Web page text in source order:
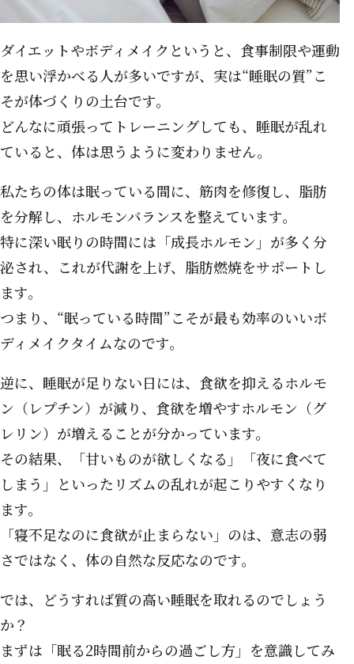
ダイエットやボディメイクというと、食事制限や運動
を思い浮かべる人が多いですが、実は“睡眠の質”こ
そが体づくりの土台です。
どんなに頑張ってトレーニングしても、睡眠が乱れ
ていると、体は思うように変わりません。
私たちの体は眠っている間に、筋肉を修復し、脂肪
を分解し、ホルモンバランスを整えています。
特に深い眠りの時間には「成長ホルモン」が多く分
泌され、これが代謝を上げ、脂肪燃焼をサポートし
ます。
つまり、“眠っている時間”こそが最も効率のいいボ
ディメイクタイムなのです。
逆に、睡眠が足りない日には、食欲を抑えるホルモ
ン（レプチン）が減り、食欲を増やすホルモン（グ
レリン）が増えることが分かっています。
その結果、「甘いものが欲しくなる」「夜に食べて
しまう」といったリズムの乱れが起こりやすくなり
ます。
「寝不足なのに食欲が止まらない」のは、意志の弱
さではなく、体の自然な反応なのです。
では、どうすれば質の高い睡眠を取れるのでしょう
か？
まずは「眠る2時間前からの過ごし方」を意識してみ